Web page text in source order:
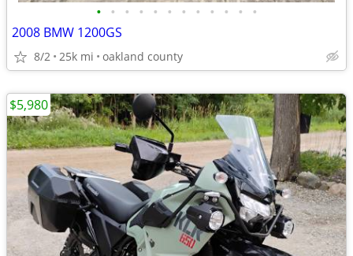
• • • • • • • • • • • •
2008 BMW 1200GS
8/2 25k mi oakland county
$5,980